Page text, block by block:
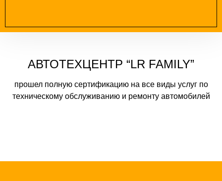
АВТОТЕХЦЕНТР “LR FAMILY”
прошел полную сертификацию на все виды услуг по
техническому обслуживанию и ремонту автомобилей